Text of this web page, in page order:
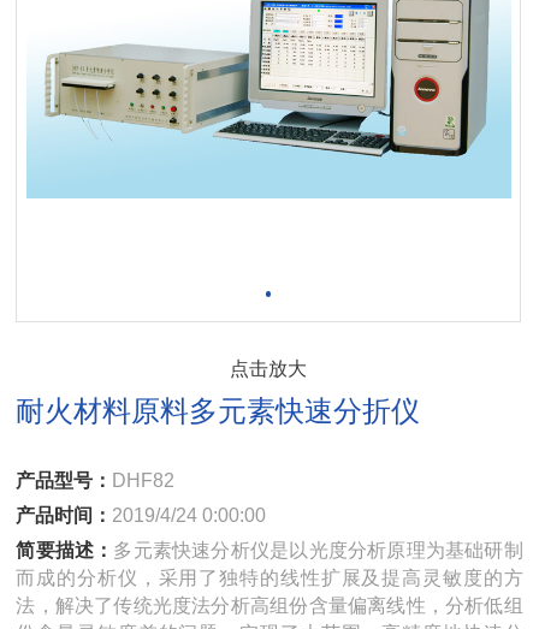
点击放大
耐火材料原料多元素快速分折仪
产品型号： DHF82
产品时间： 2019/4/24 0:00:00
简要描述： 多元素快速分析仪是以光度分析原理为基础研制
而成的分析仪，采用了独特的线性扩展及提高灵敏度的方
法，解决了传统光度法分析高组份含量偏离线性，分析低组